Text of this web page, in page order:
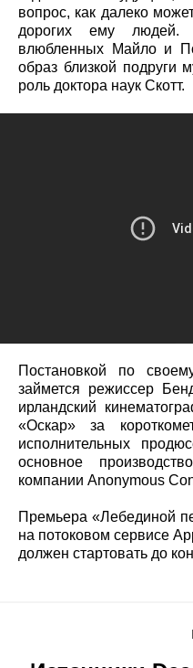
вопрос, как далеко
дорогих ему
влюбленных Майло и
образ близкой подруги
роль доктора наук Скотт.
Постановкой по
займется режиссер
ирландский
«Оскар» за
исполнительных
основное
компании Anonymous
Премьера «Лебединой
на потоковом сервисе
должен стартовать до